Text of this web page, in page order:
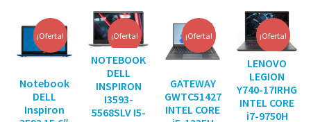
¡Oferta!
Notebook
DELL
Inspiron
¡Oferta!
NOTEBOOK
DELL
INSPIRON
I3593-
5568SLV I5-
¡Oferta!
GATEWAY
GWTC51427
INTEL CORE
¡Oferta!
LENOVO
LEGION
Y740-17IRHG
INTEL CORE
i7-9750H